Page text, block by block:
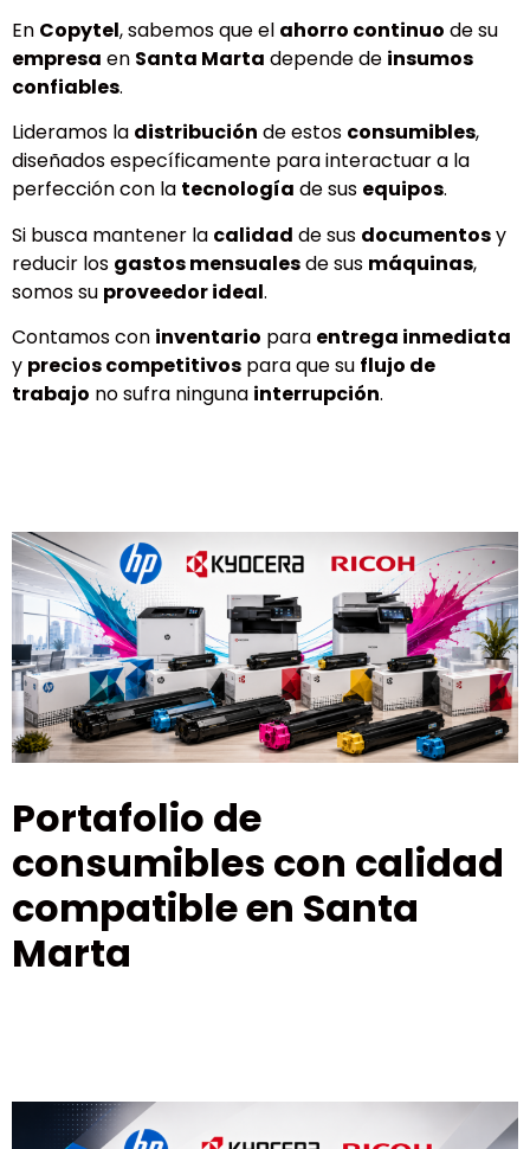
En Copytel, sabemos que el ahorro continuo de su
empresa en Santa Marta depende de insumos
confiables.
Lideramos la distribución de estos consumibles,
diseñados específicamente para interactuar a la
perfección con la tecnología de sus equipos.
Si busca mantener la calidad de sus documentosy
reducir los gastos mensualesde sus máquinas,
somos su proveedor ideal.
Contamos con inventario para entrega inmediata
y precios competitivos para que su flujo de
trabajo no sufra ninguna interrupción.
Portafolio de
consumibles con calidad
compatible en Santa
Marta